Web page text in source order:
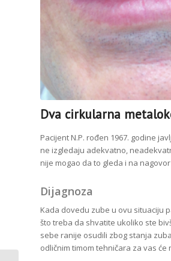
Dva cirkularna
Pacijent N.P. rođen 1967. godine
ne izgledaju adekvatno,
nije mogao da to gleda i na
Dijagnoza
Kada dovedu zube u ovu situaciju
što treba da shvatite ukoliko ste
sebe ranije osudili zbog stanja
odličnim timom tehničara za vas